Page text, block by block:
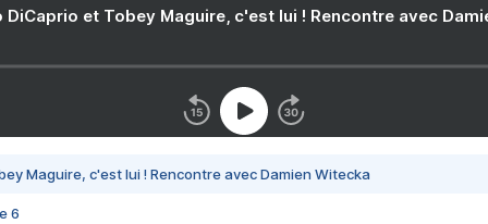
DiCaprio et Tobey Maguire, c'est lui ! Rencontre avec
Maguire, c'est lui ! Rencontre avec Damien Witecka
6